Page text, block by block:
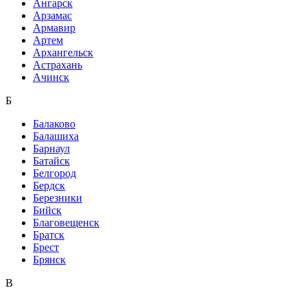
Ангарск
Арзамас
Армавир
Артем
Архангельск
Астрахань
Ачинск
Б
Балаково
Балашиха
Барнаул
Батайск
Белгород
Бердск
Березники
Бийск
Благовещенск
Братск
Брест
Брянск
В